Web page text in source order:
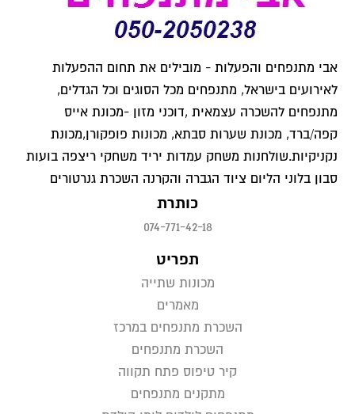
אבי מתנפחים והפעלות - מובילים את תחום ההפעלות
לאירועים בישראל, מתנפחים מכל הסוגים וכל הגדלים,
מתנפחים להשכרה עצמאית ,דוכני מזון -מכונת אייס
קפה/ברד, מכונת שערות סבתא, מכונות פופקורן,מכונת
נקניקיות.שולחנות משחק עמדות יריד משחקי ריצפה בועות
סבון בלוני הליום ציוד הגברה והקרנה השכרת גנרטורים
כותרת
074-771-42-18
תפריט
מכונות שתייה
מאמרים
השכרת מתנפחים במרכז
השכרת מתנפחים
קיר טיפוס פתח תקווה
מתקנים מתנפחים